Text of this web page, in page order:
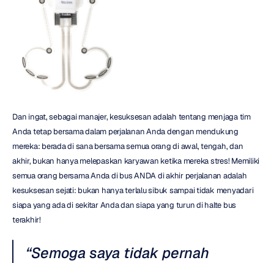
Dan ingat, sebagai manajer, kesuksesan adalah tentang menjaga tim
Anda tetap bersama dalam perjalanan Anda dengan mendukung
mereka: berada di sana bersama semua orang di awal, tengah, dan
akhir, bukan hanya melepaskan karyawan ketika mereka stres! Memiliki
semua orang bersama Anda di bus ANDA di akhir perjalanan adalah
kesuksesan sejati: bukan hanya terlalu sibuk sampai tidak menyadari
siapa yang ada di sekitar Anda dan siapa yang turun di halte bus
terakhir!
“Semoga saya tidak pernah